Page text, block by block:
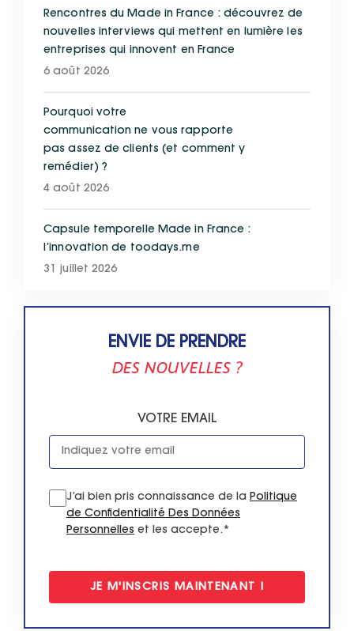
Rencontres du Made in France : découvrez de
nouvelles interviews qui mettent en lumière les
entreprises qui innovent en France
6 août 2026
Pourquoi votre
communication ne vous rapporte
pas assez de clients (et comment y
remédier) ?
4 août 2026
Capsule temporelle Made in France :
l’innovation de toodays.me
31 juillet 2026
ENVIE DE PRENDRE
DES NOUVELLES ?
VOTRE EMAIL
J’ai bien pris connaissance de la Politique
de Confidentialité Des Données
Personnelles et les accepte.*